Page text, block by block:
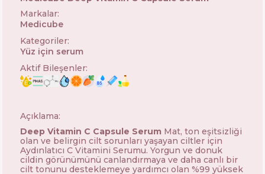
Markalar:
Medicube
Kategoriler:
Yüz için serum
Aktif Bileşenler:
Açıklama:
Deep Vitamin C Capsule Serum Mat, ton eşitsizliği
olan ve belirgin cilt sorunları yaşayan ciltler için
Aydınlatıcı C Vitamini Serumu. Yorgun ve donuk
cildin görünümünü canlandırmaya ve daha canlı bir
cilt tonunu desteklemeye yardımcı olan %99 yüksek